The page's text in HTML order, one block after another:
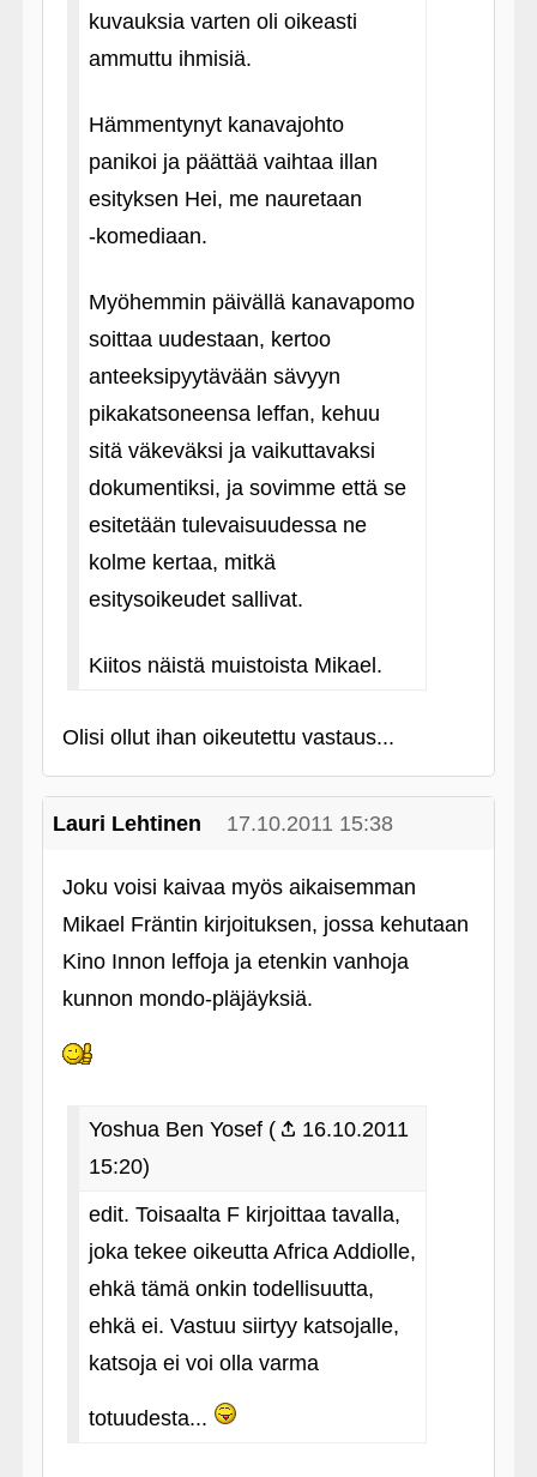
kuvauksia varten oli oikeasti
ammuttu ihmisiä.
Hämmentynyt kanavajohto
panikoi ja päättää vaihtaa illan
esityksen Hei, me nauretaan
‑komediaan.
Myöhemmin päivällä kanavapomo
soittaa uudestaan, kertoo
anteeksipyytävään sävyyn
pikakatsoneensa leffan, kehuu
sitä väkeväksi ja vaikuttavaksi
dokumentiksi, ja sovimme että se
esitetään tulevaisuudessa ne
kolme kertaa, mitkä
esitysoikeudet sallivat.
Kiitos näistä muistoista Mikael.
Olisi ollut ihan oikeutettu vastaus...
Lauri Lehtinen 17.10.2011 15:38
Joku voisi kaivaa myös aikaisemman
Mikael Fräntin kirjoituksen, jossa kehutaan
Kino Innon leffoja ja etenkin vanhoja
kunnon mondo-pläjäyksiä.
Yoshua Ben Yosef (
16.10.2011
15:20)
edit. Toisaalta F kirjoittaa tavalla,
joka tekee oikeutta Africa Addiolle,
ehkä tämä onkin todellisuutta,
ehkä ei. Vastuu siirtyy katsojalle,
katsoja ei voi olla varma
totuudesta...